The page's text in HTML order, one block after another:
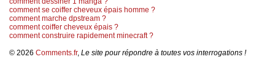
comment se coiffer cheveux épais homme ?
comment marche dpstream ?
comment coiffer cheveux épais ?
comment construire rapidement minecraft ?
© 2026 Comments.fr, Le site pour répondre à toutes vos interrogations !